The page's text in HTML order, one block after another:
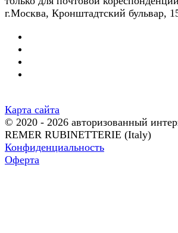
г.Москва, Кронштадтский бульвар,
Карта сайта
© 2020 - 2026 авторизованный
REMER RUBINETTERIE (Italy)
Конфиденциальность
Оферта